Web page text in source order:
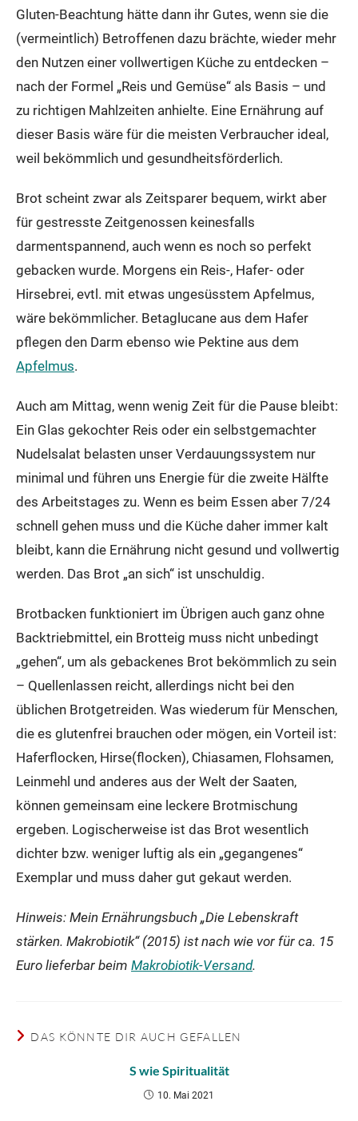
Gluten-Beachtung hätte dann ihr Gutes, wenn sie die
(vermeintlich) Betroffenen dazu brächte, wieder mehr
den Nutzen einer vollwertigen Küche zu entdecken –
nach der Formel „Reis und Gemüse“ als Basis – und
zu richtigen Mahlzeiten anhielte. Eine Ernährung auf
dieser Basis wäre für die meisten Verbraucher ideal,
weil bekömmlich und gesundheitsförderlich.
Brot scheint zwar als Zeitsparer bequem, wirkt aber
für gestresste Zeitgenossen keinesfalls
darmentspannend, auch wenn es noch so perfekt
gebacken wurde. Morgens ein Reis-, Hafer- oder
Hirsebrei, evtl. mit etwas ungesüsstem Apfelmus,
wäre bekömmlicher. Betaglucane aus dem Hafer
pflegen den Darm ebenso wie Pektine aus dem
Apfelmus.
Auch am Mittag, wenn wenig Zeit für die Pause bleibt:
Ein Glas gekochter Reis oder ein selbstgemachter
Nudelsalat belasten unser Verdauungssystem nur
minimal und führen uns Energie für die zweite Hälfte
des Arbeitstages zu. Wenn es beim Essen aber 7/24
schnell gehen muss und die Küche daher immer kalt
bleibt, kann die Ernährung nicht gesund und vollwertig
werden. Das Brot „an sich“ ist unschuldig.
Brotbacken funktioniert im Übrigen auch ganz ohne
Backtriebmittel, ein Brotteig muss nicht unbedingt
„gehen“, um als gebackenes Brot bekömmlich zu sein
– Quellenlassen reicht, allerdings nicht bei den
üblichen Brotgetreiden. Was wiederum für Menschen,
die es glutenfrei brauchen oder mögen, ein Vorteil ist:
Haferflocken, Hirse(flocken), Chiasamen, Flohsamen,
Leinmehl und anderes aus der Welt der Saaten,
können gemeinsam eine leckere Brotmischung
ergeben. Logischerweise ist das Brot wesentlich
dichter bzw. weniger luftig als ein „gegangenes“
Exemplar und muss daher gut gekaut werden.
Hinweis: Mein Ernährungsbuch „Die Lebenskraft
stärken. Makrobiotik“ (2015) ist nach wie vor für ca. 15
Euro lieferbar beim Makrobiotik-Versand.
DAS KÖNNTE DIR AUCH GEFALLEN
S wie Spiritualität
10. Mai 2021